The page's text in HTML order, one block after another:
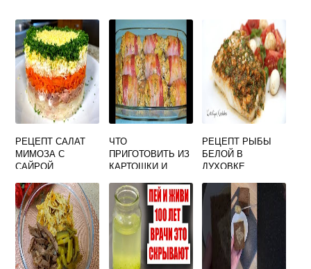
РЕЦЕПТ САЛАТ
МИМОЗА С
САЙРОЙ
ЧТО
ПРИГОТОВИТЬ ИЗ
КАРТОШКИ И
РЕЦЕПТ РЫБЫ
БЕЛОЙ В
ДУХОВКЕ